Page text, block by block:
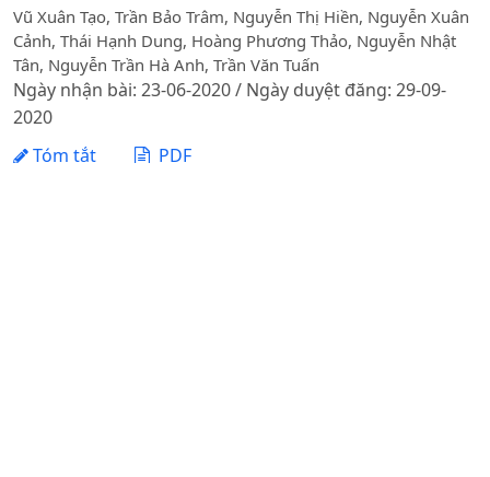
Vũ Xuân Tạo, Trần Bảo Trâm, Nguyễn Thị Hiền, Nguyễn Xuân
Cảnh, Thái Hạnh Dung, Hoàng Phương Thảo, Nguyễn Nhật
Tân, Nguyễn Trần Hà Anh, Trần Văn Tuấn
Ngày nhận bài: 23-06-2020 / Ngày duyệt đăng: 29-09-
2020
Tóm tắt
PDF